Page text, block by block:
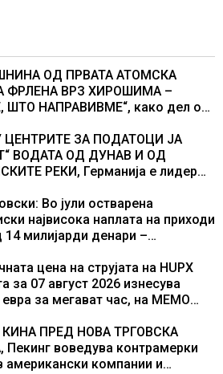
ОД ПРВАТА АТОМСКА
ФРЛЕНА ВРЗ ХИРОШИМА –
ШТО НАПРАВИВМЕ“, како дел од
во бомбардирањето го
овој настан што го промени
историјата
ЦЕНТРИТЕ ЗА ПОДАТОЦИ ЈА
ВОДАТА ОД ДУНАВ И ОД
РЕКИ, Германија е лидер
за податоци
Во јули остварена
највисока наплата на приходи
14 милијарди денари –
цена на струјата на HUPX
за 07 август 2026 изнесува
евра за мегават час, на МЕМО
ПРЕД НОВА ТРГОВСКА
Пекинг воведува контрамерки
американски компании и